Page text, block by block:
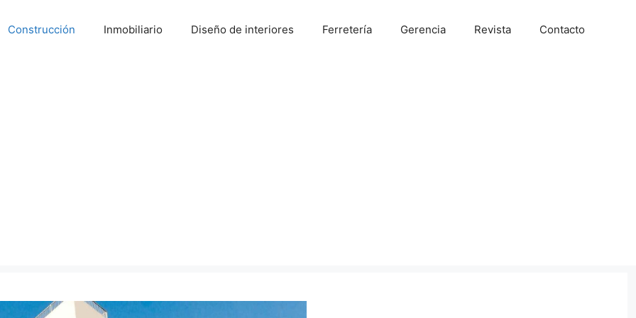
Construcción Inmobiliario Diseño de interiores Ferretería Gerencia Revista Contacto